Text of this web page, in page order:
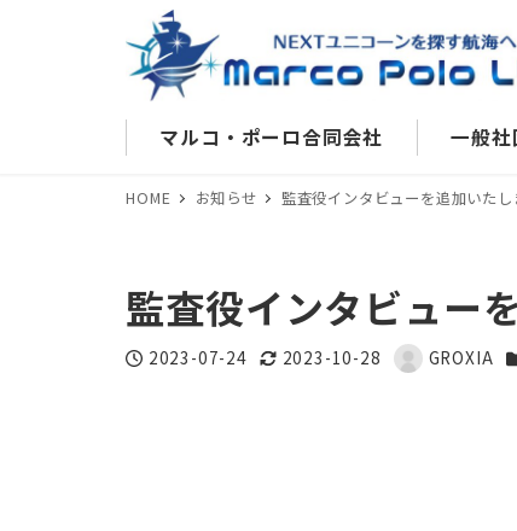
マルコ・ポーロ合同会社 一般
HOME お知らせ 監査役インタビューを追加いたし
監査役インタビュー
投稿日
2023-07-24
更新日
2023-10-28
著
GROXIA